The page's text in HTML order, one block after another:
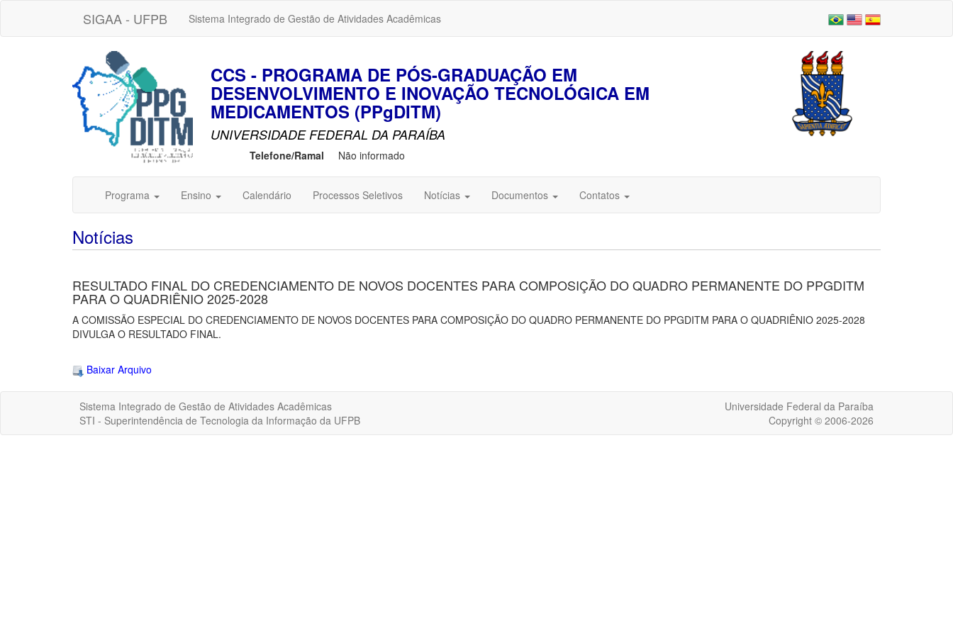
SIGAA - UFPB Sistema Integrado de Gestão de Atividades Acadêmicas
CCS - PROGRAMA DE PÓS-GRADUAÇÃO EM
DESENVOLVIMENTO E INOVAÇÃO TECNOLÓGICA EM
MEDICAMENTOS (PPgDITM)
UNIVERSIDADE FEDERAL DA PARAÍBA
Telefone/Ramal Não informado
Programa Ensino Calendário Processos Seletivos Notícias Documentos Contatos
Notícias
RESULTADO FINAL DO CREDENCIAMENTO DE NOVOS DOCENTES PARA COMPOSIÇÃO DO QUADRO PERMANENTE DO PPGDITM
PARA O QUADRIÊNIO 2025-2028
A COMISSÃO ESPECIAL DO CREDENCIAMENTO DE NOVOS DOCENTES PARA COMPOSIÇÃO DO QUADRO PERMANENTE DO PPGDITM PARA O QUADRIÊNIO 2025-2028
DIVULGA O RESULTADO FINAL.
Baixar Arquivo
Sistema Integrado de Gestão de Atividades Acadêmicas
STI - Superintendência de Tecnologia da Informação da UFPB
Universidade Federal da Paraíba
Copyright © 2006-2026